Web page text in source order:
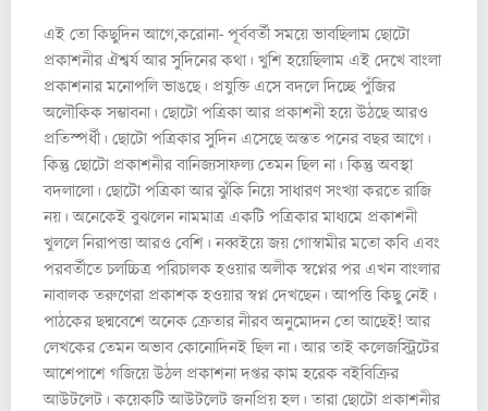
এই তো কিছুদিন আগে,করোনা- পূর্ববর্তী সময়ে ভাবছিলাম ছোটো
প্রকাশনীর ঐশ্বর্য আর সুদিনের কথা। খুশি হয়েছিলাম এই দেখে বাংলা
প্রকাশনার মনোপলি ভাঙছে। প্রযুক্তি এসে বদলে দিচ্ছে পুঁজির
অলৌকিক সম্ভাবনা। ছোটো পত্রিকা আর প্রকাশনী হয়ে উঠছে আরও
প্রতিস্পর্ধী। ছোটো পত্রিকার সুদিন এসেছে অন্তত পনের বছর আগে।
কিন্তু ছোটো প্রকাশনীর বানিজ্যসাফল্য তেমন ছিল না। কিন্তু অবস্থা
বদলালো। ছোটো পত্রিকা আর ঝুঁকি নিয়ে সাধারণ সংখ্যা করতে রাজি
নয়। অনেকেই বুঝলেন নামমাত্র একটি পত্রিকার মাধ্যমে প্রকাশনী
খুললে নিরাপত্তা আরও বেশি। নব্বইয়ে জয় গোস্বামীর মতো কবি এবং
পরবর্তীতে চলচ্চিত্র পরিচালক হওয়ার অলীক স্বপ্নের পর এখন বাংলার
নাবালক তরুণেরা প্রকাশক হওয়ার স্বপ্ন দেখছেন। আপত্তি কিছু নেই।
পাঠকের ছদ্মবেশে অনেক ক্রেতার নীরব অনুমোদন তো আছেই! আর
লেখকের তেমন অভাব কোনোদিনই ছিল না। আর তাই কলেজস্ট্রিটের
আশেপাশে গজিয়ে উঠল প্রকাশনা দপ্তর কাম হরেক বইবিক্রির
আউটলেট। কয়েকটি আউটলেট জনপ্রিয় হল। তারা ছোটো প্রকাশনীর